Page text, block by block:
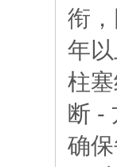
衔
年
柱
断 -
确